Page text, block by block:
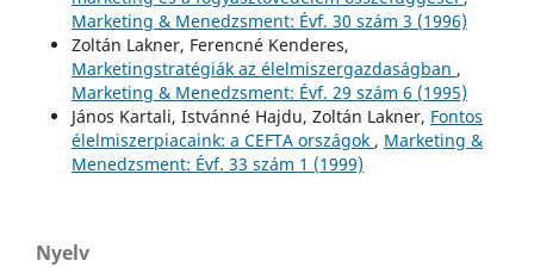
Marketing & Menedzsment: Évf. 30 szám 3 (1996)
Zoltán Lakner, Ferencné Kenderes,
Marketingstratégiák az élelmiszergazdaságban ,
Marketing & Menedzsment: Évf. 29 szám 6 (1995)
János Kartali, Istvánné Hajdu, Zoltán Lakner, Fontos
élelmiszerpiacaink: a CEFTA országok , Marketing &
Menedzsment: Évf. 33 szám 1 (1999)
Nyelv